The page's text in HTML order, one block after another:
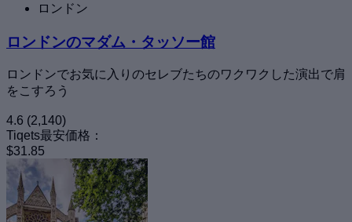
ロンドン
ロンドンのマダム・タッソー館
ロンドンでお気に入りのセレブたちのワクワクした演出で肩
をこすろう
4.6 (2,140)
Tiqets最安価格：
$31.85